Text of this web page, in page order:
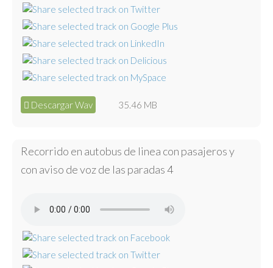
Descargar Wav 35.46 MB
Recorrido en autobus de linea con pasajeros y
con aviso de voz de las paradas 4